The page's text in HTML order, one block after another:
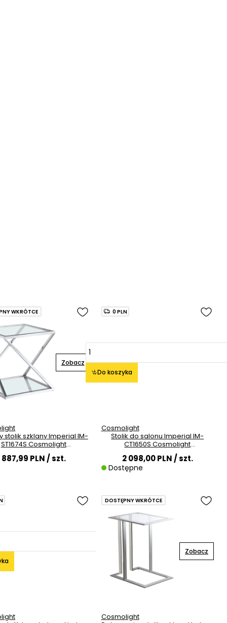
Zobacz
WKRÓTCE
stolik szklany Imperial IM-
ST1674S Cosmolight
srebrny
887,99 PLN/ szt.
Do koszyka
0 PLN
Cosmolight
Stolik do salonu Imperial IM-
CT1650S Cosmolight
przezroczysty srebrny
2 098,00 PLN/ szt.
Dostępne
Zobacz
DOSTĘPNY WKRÓTCE
Cosmolight